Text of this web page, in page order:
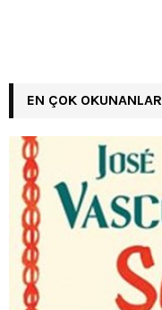
EN ÇOK OKUNANLAR